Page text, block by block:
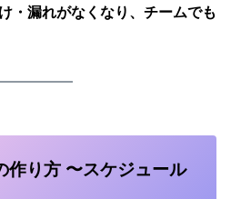
・漏れがなくなり、チームでも
作り方 〜スケジュール